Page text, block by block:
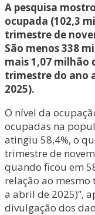
A pesquisa
ocupada (102,3
trimestre de
São menos 338
mais 1,07 milhão
trimestre do ano
2025).
O nível da
ocupadas na
atingiu 58,4%, o
trimestre de
quando ficou em
relação ao
a abril de 2025)”,
divulgação dos